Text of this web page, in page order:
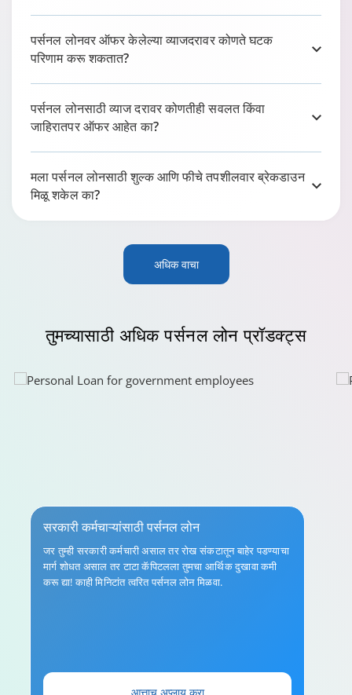
टाटा कॅपिटल पर्सनल लोनसाठी तुमचे गाईड
पर्सनल लोनवर ऑफर केलेल्या व्याजदरावर कोणते घटक
परिणाम करू शकतात?
पर्सनल लोनसाठी व्याज दरावर कोणतीही सवलत किंवा
जाहिरातपर ऑफर आहेत का?
मला पर्सनल लोनसाठी शुल्क आणि फीचे तपशीलवार ब्रेकडाउन
मिळू शकेल का?
अधिक वाचा
तुमच्यासाठी अधिक पर्सनल लोन प्रॉडक्ट्स
सरकारी कर्मचाऱ्यांसाठी पर्सनल लोन
जर तुम्ही सरकारी कर्मचारी असाल तर रोख संकटातून बाहेर पडण्याचा
मार्ग शोधत असाल तर टाटा कॅपिटलला तुमचा आर्थिक दुखावा कमी
करू द्या! काही मिनिटांत त्वरित पर्सनल लोन मिळवा.